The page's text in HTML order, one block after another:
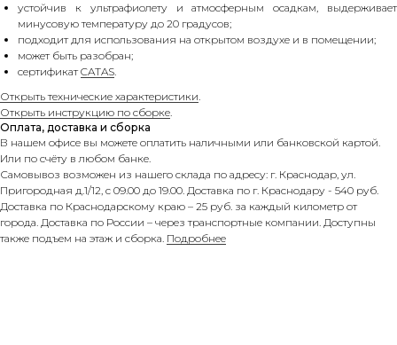
устойчив к ультрафиолету и атмосферным осадкам, выдерживает
минусовую температуру до 20 градусов;
подходит для использования на открытом воздухе и в помещении;
может быть разобран;
сертификатCATAS.
Открыть технические характеристики.
Открыть инструкцию по сборке.
Оплата, доставка и сборка
В нашем офисе вы можете оплатить наличными или банковской картой.
Или по счёту в любом банке.
Самовывоз возможен из нашего склада по адресу: г. Краснодар, ул.
Пригородная д.1/12, с 09.00 до 19.00. Доставка по г. Краснодару - 540 руб.
Доставка по Краснодарскому краю – 25 руб. за каждый километр от
города. Доставка по России – через транспортные компании. Доступны
также подъем на этаж и сборка. Подробнее